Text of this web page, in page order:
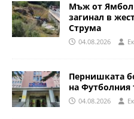
Мъж от
загинал в
Струма
04.08.2026
Пернишката
на Футболния
04.08.2026